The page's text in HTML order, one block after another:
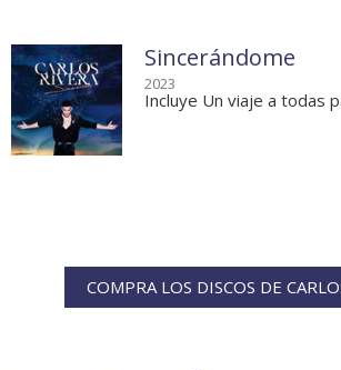
Sincerándome
2023
Incluye Un viaje a todas
COMPRA LOS DISCOS DE